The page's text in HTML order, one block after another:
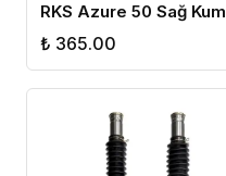
₺ 365.00